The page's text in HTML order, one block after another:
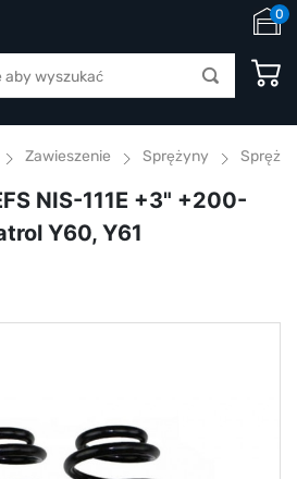
0
Zawieszenie Sprężyny
NIS-111E +3" +200-
Y60, Y61